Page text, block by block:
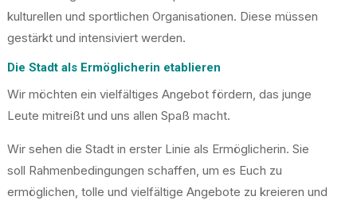
kulturellen und sportlichen Organisationen. Diese müssen
gestärkt und intensiviert werden.
Die Stadt als Ermöglicherin etablieren
Wir möchten ein vielfältiges Angebot fördern, das junge
Leute mitreißt und uns allen Spaß macht.
Wir sehen die Stadt in erster Linie als Ermöglicherin. Sie
soll Rahmenbedingungen schaffen, um es Euch zu
ermöglichen, tolle und vielfältige Angebote zu kreieren und